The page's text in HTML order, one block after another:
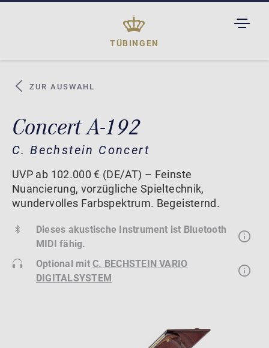
TÜBINGEN
ZUR AUSWAHL
Concert A-192
C. Bechstein Concert
UVP ab 102.000 € (DE/AT) – Feinste
Nuancierung, vorzügliche Spieltechnik,
wundervolles Farbspektrum. Begeisternd.
Dieses akustische Instrument ist Bluetooth
MIDI fähig.
Optional mitC. BECHSTEIN VARIO
DIGITALSYSTEM